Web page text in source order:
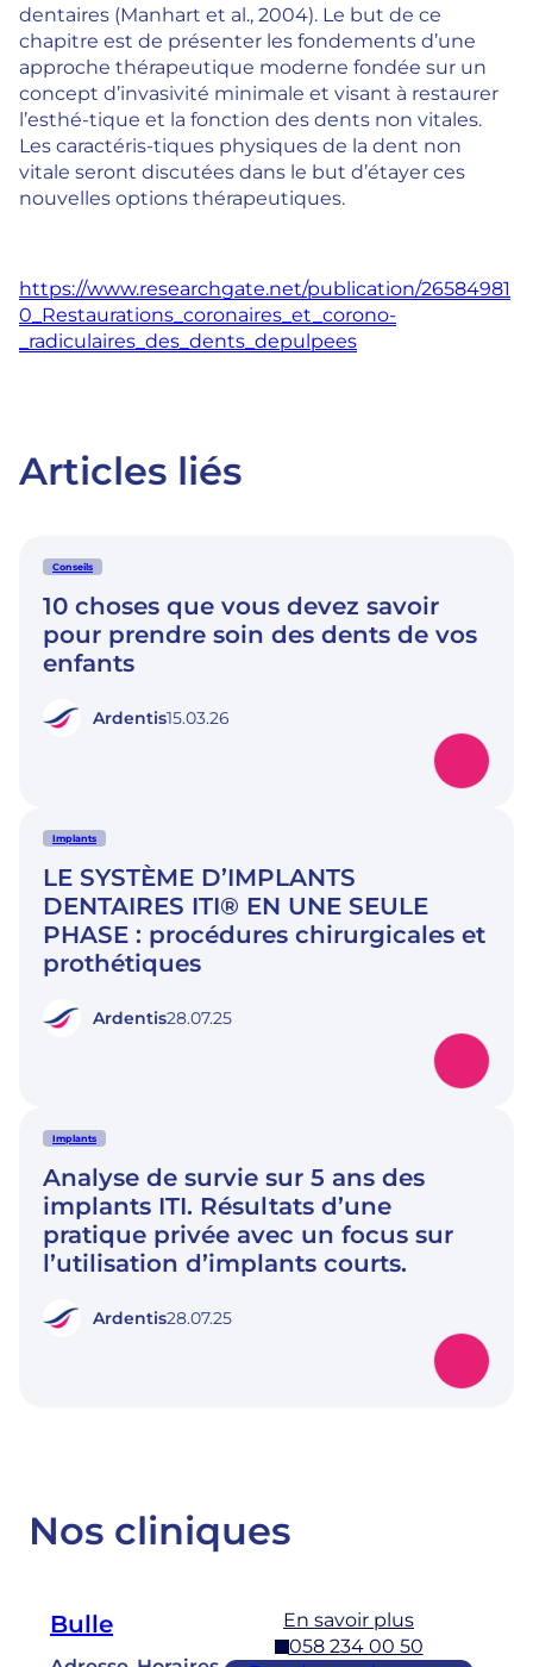
dentaires (Manhart et al., 2004). Le but de ce
chapitre est de présenter les fondements d’une
approche thérapeutique moderne fondée sur un
concept d’invasivité minimale et visant à restaurer
l’esthé-tique et la fonction des dents non vitales.
Les caractéris-tiques physiques de la dent non
vitale seront discutées dans le but d’étayer ces
nouvelles options thérapeutiques.
https://www.researchgate.net/publication/26584981
0_Restaurations_coronaires_et_corono-
_radiculaires_des_dents_depulpees
Articles liés
Conseils
10 choses que vous devez savoir
pour prendre soin des dents de vos
enfants
Ardentis15.03.26
Implants
LE SYSTÈME D’IMPLANTS
DENTAIRES ITI® EN UNE SEULE
PHASE : procédures chirurgicales et
prothétiques
Ardentis28.07.25
Implants
Analyse de survie sur 5 ans des
implants ITI. Résultats d’une
pratique privée avec un focus sur
l’utilisation d’implants courts.
Ardentis28.07.25
Nos cliniques
Bulle
En savoir plus
058 234 00 50